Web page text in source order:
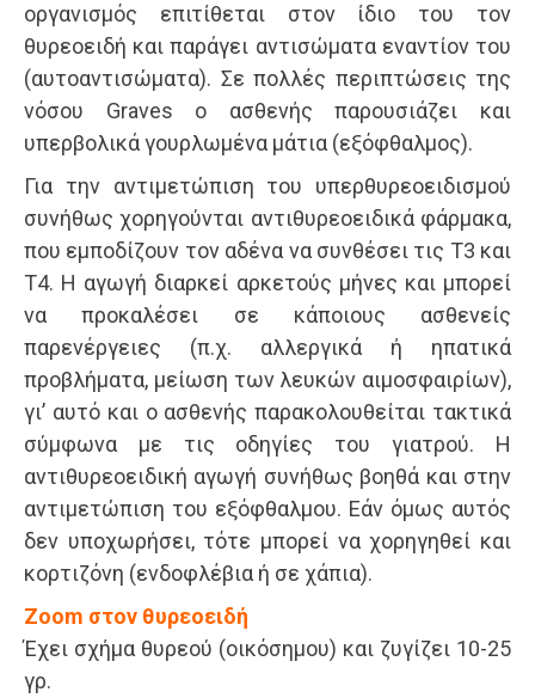
οργανισμός επιτίθεται στον ίδιο του τον
θυρεοειδή και παράγει αντισώματα εναντίον του
(αυτοαντισώματα). Σε πολλές περιπτώσεις της
νόσου Graves ο ασθενής παρουσιάζει και
υπερβολικά γουρλωμένα μάτια (εξόφθαλμος).
Για την αντιμετώπιση του υπερθυρεοειδισμού
συνήθως χορηγούνται αντιθυρεοειδικά φάρμακα,
που εμποδίζουν τον αδένα να συνθέσει τις Τ3 και
Τ4. Η αγωγή διαρκεί αρκετούς μήνες και μπορεί
να προκαλέσει σε κάποιους ασθενείς
παρενέργειες (π.χ. αλλεργικά ή ηπατικά
προβλήματα, μείωση των λευκών αιμοσφαιρίων),
γι’ αυτό και ο ασθενής παρακολουθείται τακτικά
σύμφωνα με τις οδηγίες του γιατρού. Η
αντιθυρεοειδική αγωγή συνήθως βοηθά και στην
αντιμετώπιση του εξόφθαλμου. Εάν όμως αυτός
δεν υποχωρήσει, τότε μπορεί να χορηγηθεί και
κορτιζόνη (ενδοφλέβια ή σε χάπια).
Zoom στον θυρεοειδή
Έχει σχήμα θυρεού (οικόσημου) και ζυγίζει 10-25
γρ.